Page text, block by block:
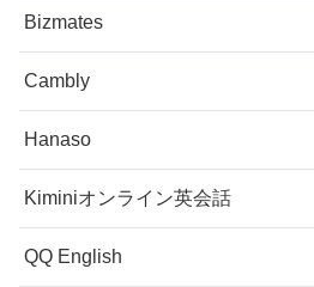
Bizmates
Cambly
Hanaso
Kiminiオンライン英会話
QQ English